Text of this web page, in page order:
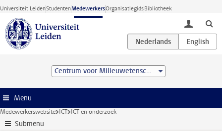
Ga direct naar de inhoud
Universiteit LeidenStudentenMedewerkersOrganisatiegidsBibliotheek
toggle
Centrum voor Milieuwetenschappen Leiden (CML)
Menu
Medewerkerswebsite ICT ICT en onderzoek
Submenu